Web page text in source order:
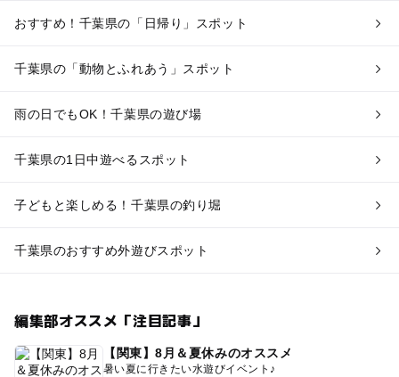
おすすめ！千葉県の「日帰り」スポット
千葉県の「動物とふれあう」スポット
雨の日でもOK！千葉県の遊び場
千葉県の1日中遊べるスポット
子どもと楽しめる！千葉県の釣り堀
千葉県のおすすめ外遊びスポット
編集部オススメ「注目記事」
【関東】8月＆夏休みのオススメ
暑い夏に行きたい水遊びイベント♪